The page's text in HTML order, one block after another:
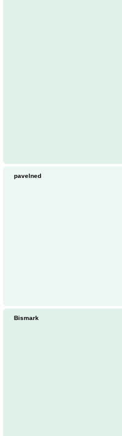
pavelned
Bismark